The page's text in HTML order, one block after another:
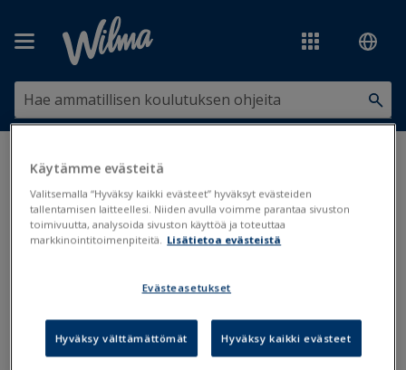
Olet tässä:Arviointi ja tentit
Toimeenpano ilman arvosanaa
Toimeenpano ilman arvosanaa
Arvioinnin voi toimeenpanna myös ilman arvosanaa esim.
Käytämme evästeitä
Valitsemalla “Hyväksy kaikki evästeet” hyväksyt evästeiden
tallentamisen laitteellesi. Niiden avulla voimme parantaa sivuston
toimivuutta, analysoida sivuston käyttöä ja toteuttaa
markkinointitoimenpiteitä. Lisätietoa evästeistä
Evästeasetukset
Hyväksy välttämättömät Hyväksy kaikki evästeet